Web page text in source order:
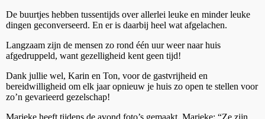
De buurtjes hebben tussentijds over allerlei leuke en minder leuke
dingen geconverseerd. En er is daarbij heel wat afgelachen.
Langzaam zijn de mensen zo rond één uur weer naar huis
afgedruppeld, want gezelligheid kent geen tijd!
Dank jullie wel, Karin en Ton, voor de gastvrijheid en
bereidwilligheid om elk jaar opnieuw je huis zo open te stellen voor
zo’n gevarieerd gezelschap!
Marieke heeft tijdens de avond foto’s gemaakt. Marieke: “Ze zijn